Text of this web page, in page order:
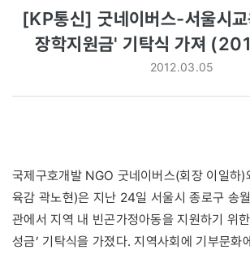
[KP통신] 굿네이버스-서울시
장학지원금' 기탁식 가져
2012.03.05
국제구호개발 NGO 굿네이버스(회장 이일하)
육감 곽노현)은 지난 24일 서울시 종로구 송
관에서 지역 내 빈곤가정아동을 지원하기 위
성금’ 기탁식을 가졌다. 지역사회에 기부문화